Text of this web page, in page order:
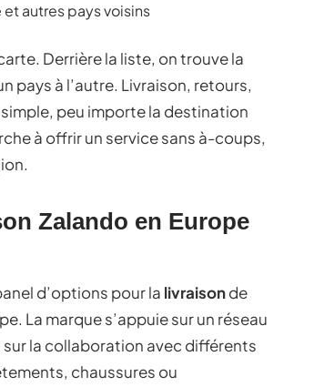
autres pays voisins
Derrière la liste, on trouve la
pays à l’autre. Livraison, retours,
peu importe la destination
à offrir un service sans à-coups,
Zalando en Europe
d’options pour la livraisonde
La marque s’appuie sur un réseau
la collaboration avec différents
chaussures ou